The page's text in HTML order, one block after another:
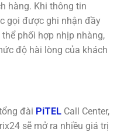
hàng. Khi thông tin
gọi được ghi nhận đầy
phối hợp nhịp nhàng,
độ hài lòng của khách
đài PiTEL Call Center,
sẽ mở ra nhiều giá trị